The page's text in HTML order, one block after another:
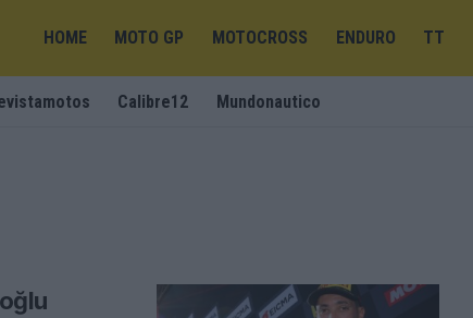
HOME MOTO GP MOTOCROSS ENDURO TT
Calibre12 Mundonautico